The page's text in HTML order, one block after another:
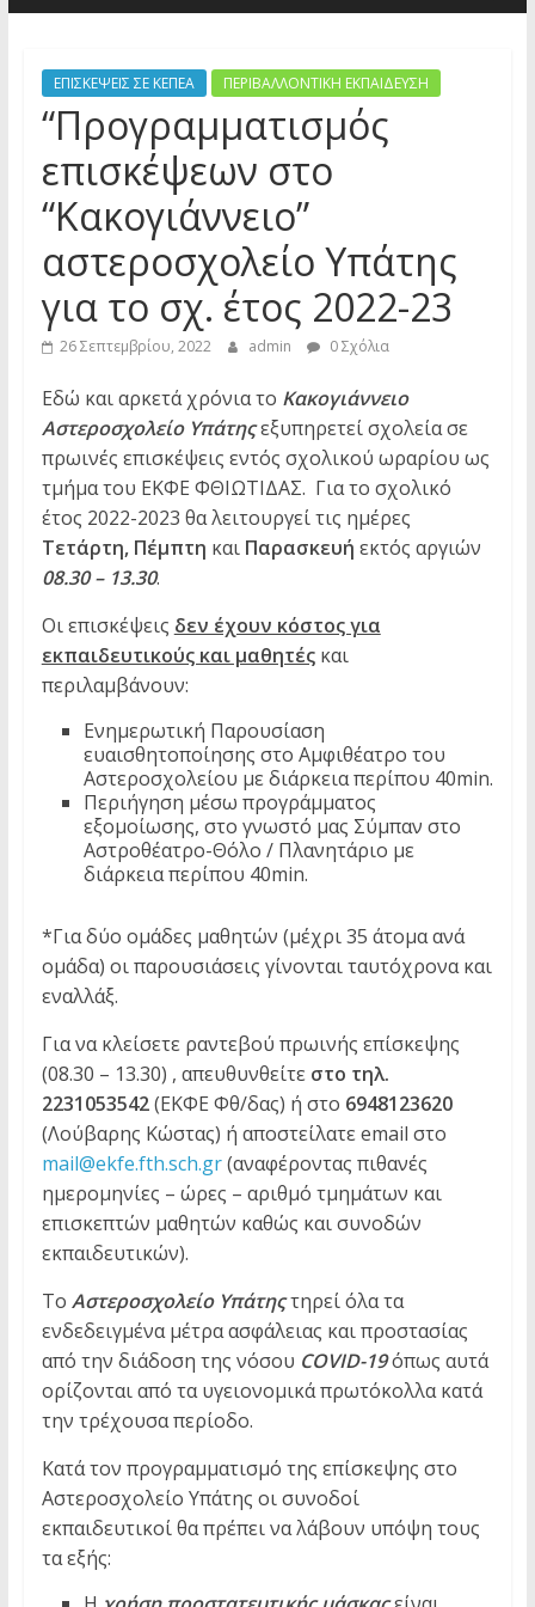
ΕΠΙΣΚΕΨΕΙΣ ΣΕ ΚΕΠΕΑ ΠΕΡΙΒΑΛΛΟΝΤΙΚΗ ΕΚΠΑΙΔΕΥΣΗ
“Προγραμματισμός
επισκέψεων στο
“Κακογιάννειο”
αστεροσχολείο Υπάτης
για το σχ. έτος 2022-23
26 Σεπτεμβρίου, 2022 admin 0 Σχόλια
Εδώ και αρκετά χρόνια το Κακογιάννειο
Αστεροσχολείο Υπάτηςεξυπηρετεί σχολεία σε
πρωινές επισκέψεις εντός σχολικού ωραρίου ως
τμήμα του ΕΚΦΕ ΦΘΙΩΤΙΔΑΣ. Για το σχολικό
έτος 2022-2023 θα λειτουργεί τις ημέρες
Τετάρτη, Πέμπτη και Παρασκευή εκτός αργιών
08.30 – 13.30.
Οι επισκέψεις δεν έχουν κόστος για
εκπαιδευτικούς και μαθητέςκαι
περιλαμβάνουν:
Ενημερωτική Παρουσίαση
ευαισθητοποίησης στο Αμφιθέατρο του
Αστεροσχολείου με διάρκεια περίπου 40min.
Περιήγηση μέσω προγράμματος
εξομοίωσης, στο γνωστό μας Σύμπαν στο
Αστροθέατρο-Θόλο / Πλανητάριο με
διάρκεια περίπου 40min.
*Για δύο ομάδες μαθητών (μέχρι 35 άτομα ανά
ομάδα) οι παρουσιάσεις γίνονται ταυτόχρονα και
εναλλάξ.
Για να κλείσετε ραντεβού πρωινής επίσκεψης
(08.30 – 13.30) , απευθυνθείτε στο τηλ.
2231053542(EKΦΕ Φθ/δας) ή στο 6948123620
(Λούβαρης Κώστας) ή αποστείλατε email στο
mail@ekfe.fth.sch.gr(αναφέροντας πιθανές
ημερομηνίες – ώρες – αριθμό τμημάτων και
επισκεπτών μαθητών καθώς και συνοδών
εκπαιδευτικών).
Το Αστεροσχολείο Υπάτηςτηρεί όλα τα
ενδεδειγμένα μέτρα ασφάλειας και προστασίας
από την διάδοση της νόσου COVID-19όπως αυτά
ορίζονται από τα υγειονομικά πρωτόκολλα κατά
την τρέχουσα περίοδο.
Κατά τον προγραμματισμό της επίσκεψης στο
Αστεροσχολείο Υπάτης οι συνοδοί
εκπαιδευτικοί θα πρέπει να λάβουν υπόψη τους
τα εξής: